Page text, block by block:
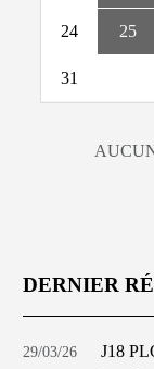
24 25
31
DERNIER
29/03/26 J18